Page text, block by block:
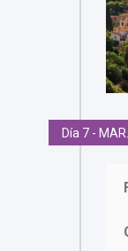
Día 7 - MAR.